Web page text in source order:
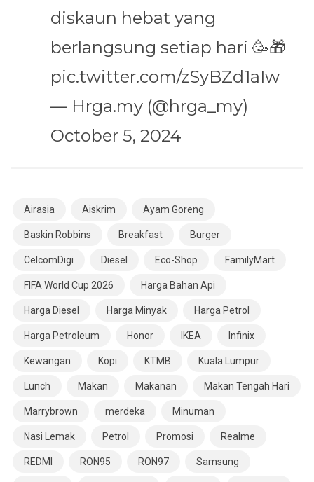
diskaun hebat yang
berlangsung setiap hari 🥳🎁
pic.twitter.com/zSyBZd1aIw
— Hrga.my (@hrga_my)
October 5, 2024
Airasia Aiskrim Ayam Goreng
Baskin Robbins Breakfast Burger
CelcomDigi Diesel Eco-Shop FamilyMart
FIFA World Cup 2026 Harga Bahan Api
Harga Diesel Harga Minyak Harga Petrol
Harga Petroleum Honor IKEA Infinix
Kewangan Kopi KTMB Kuala Lumpur
Lunch Makan Makanan Makan Tengah Hari
Marrybrown merdeka Minuman
Nasi Lemak Petrol Promosi Realme
REDMI RON95 RON97 Samsung